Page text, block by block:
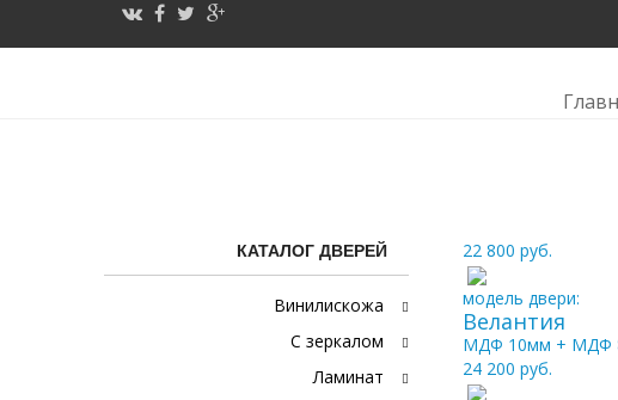
Каталог «МДФ»
КАТАЛОГ ДВЕРЕЙ
Винилискожа
С зеркалом
Ламинат
22 800 руб.
модель двери:
Велантия
МДФ 10мм + МДФ
24 200 руб.